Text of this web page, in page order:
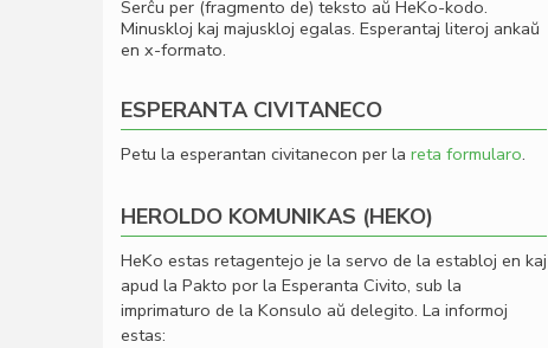
Serĉu per (fragmento de) teksto aŭ HeKo-kodo.
Minuskloj kaj majuskloj egalas. Esperantaj literoj ankaŭ
en x-formato.
ESPERANTA CIVITANECO
Petu la esperantan civitanecon per la reta formularo.
HEROLDO KOMUNIKAS (HEKO)
HeKo estas retagentejo je la servo de la establoj en kaj
apud la Pakto por la Esperanta Civito, sub la
imprimaturo de la Konsulo aŭ delegito. La informoj
estas: